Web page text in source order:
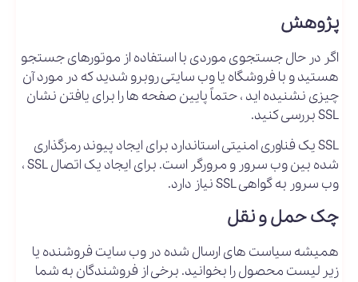
پژوهش
اگر در حال جستجوی موردی با استفاده از موتورهای جستجو
هستید و با فروشگاه یا وب سایتی روبرو شدید که در مورد آن
چیزی نشنیده اید ، حتماً پایین صفحه ها را برای یافتن نشان
SSL بررسی کنید.
SSL یک فناوری امنیتی استاندارد برای ایجاد پیوند رمزگذاری
شده بین وب سرور و مرورگر است. برای ایجاد یک اتصال SSL ،
وب سرور به گواهی SSL نیاز دارد.
چک حمل و نقل
همیشه سیاست های ارسال شده در وب سایت فروشنده یا
زیر لیست محصول را بخوانید. برخی از فروشندگان به شما